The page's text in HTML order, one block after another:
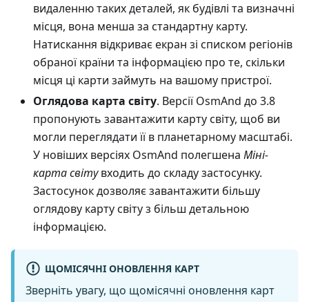
видаленню таких деталей, як будівлі та визначні
місця, вона менша за стандартну карту.
Натискання відкриває екран зі списком регіонів
обраної країни та інформацією про те, скільки
місця ці карти займуть на вашому пристрої.
Оглядова карта світу. Версії OsmAnd до 3.8
пропонують завантажити карту світу, щоб ви
могли переглядати її в планетарному масштабі.
У новіших версіях OsmAnd полегшена Міні-
карта світувходить до складу застосунку.
Застосунок дозволяє завантажити більшу
оглядову карту світу з більш детальною
інформацією.
ЩОМІСЯЧНІ ОНОВЛЕННЯ КАРТ
Зверніть увагу, що щомісячні оновлення карт